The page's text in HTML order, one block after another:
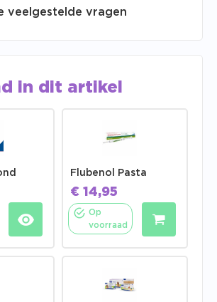
veelgestelde vragen
in dit artikel
Flubenol Pasta
€ 14,95
Op
voorraad